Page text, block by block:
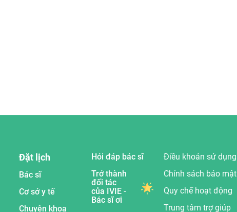
Đặt lịch
Bác sĩ
Cơ sở y tế
Chuyên khoa
Hỏi đáp bác sĩ
Trở thành
đối tác
của IVIE -
Bác sĩ ơi
Điều khoản sử dụng
Chính sách bảo mật
Quy chế hoạt động
Trung tâm trợ giúp